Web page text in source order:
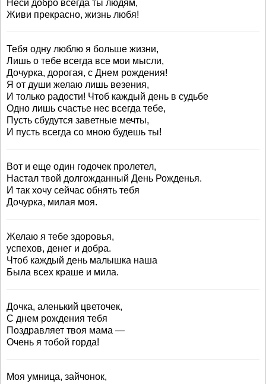
Неси добро всегда ты людям,
Живи прекрасно, жизнь любя!
Тебя одну люблю я больше жизни,
Лишь о тебе всегда все мои мысли,
Дочурка, дорогая, с Днем рождения!
Я от души желаю лишь везения,
И только радости! Чтоб каждый день в судьбе
Одно лишь счастье нес всегда тебе,
Пусть сбудутся заветные мечты,
И пусть всегда со мною будешь ты!
Вот и еще один годочек пролетел,
Настал твой долгожданный День Рожденья.
И так хочу сейчас обнять тебя
Дочурка, милая моя.
Желаю я тебе здоровья,
успехов, денег и добра.
Чтоб каждый день малышка наша
Была всех краше и мила.
Дочка, аленький цветочек,
С днем рождения тебя
Поздравляет твоя мама —
Очень я тобой горда!
Моя умница, зайчонок,